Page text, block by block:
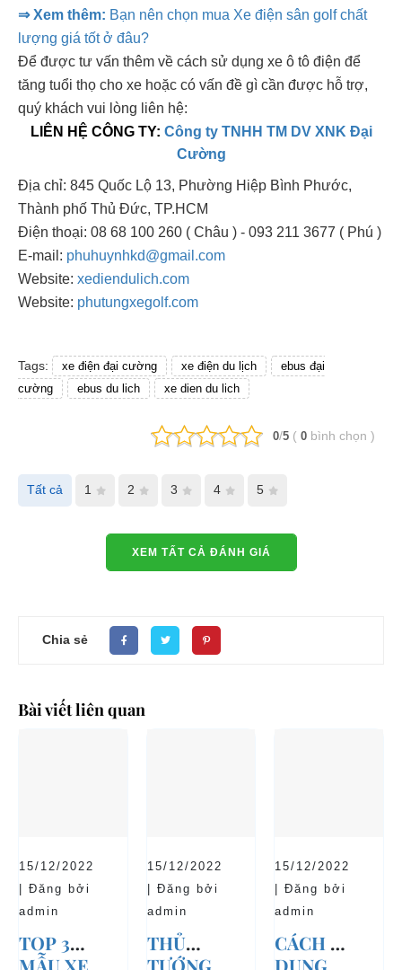
⇒ Xem thêm: Bạn nên chọn mua Xe điện sân golf chất
lượng giá tốt ở đâu?
Để được tư vấn thêm về cách sử dụng xe ô tô điện để
tăng tuổi thọ cho xe hoặc có vấn đề gì cần được hỗ trợ,
quý khách vui lòng liên hệ:
LIÊN HỆ CÔNG TY: Công ty TNHH TM DV XNK Đại
Cường
Địa chỉ: 845 Quốc Lộ 13, Phường Hiệp Bình Phước,
Thành phố Thủ Đức, TP.HCM
Điện thoại: 08 68 100 260 ( Châu ) - 093 211 3677 ( Phú )
E-mail: phuhuynhkd@gmail.com
Website: xediendulich.com
Website: phutungxegolf.com
Tags: xe điện đại cường xe điện du lịch
ebus đại
cường
ebus du lich xe dien du lich
0/5 ( 0 bình chọn )
Tất cả 1 2 3 4 5
XEM TẤT CẢ ĐÁNH GIÁ
Chia sẻ
Bài viết liên quan
15/12/2022
| Đăng bởi
admin
TOP 3
15/12/2022
| Đăng bởi
admin
THỦ
15/12/2022
| Đăng bởi
admin
CÁCH SỬ